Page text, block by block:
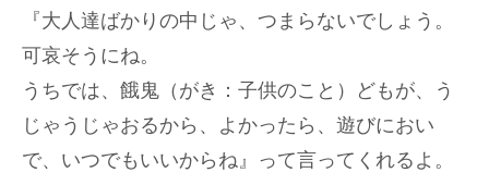
『大人達ばかりの中じゃ、つまらないでしょう。
可哀そうにね。
うちでは、餓鬼（がき：子供のこと）どもが、う
じゃうじゃおるから、よかったら、遊びにおい
で、いつでもいいからね』って言ってくれるよ。